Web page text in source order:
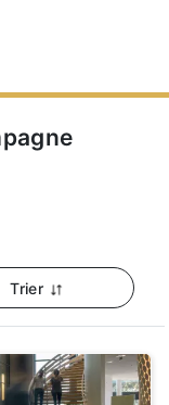
Trier